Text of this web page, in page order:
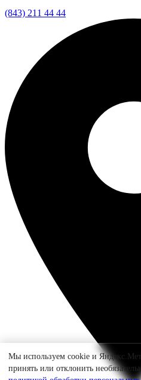
(843) 211 44 44
Мы используем cookie и
принять или отклонить